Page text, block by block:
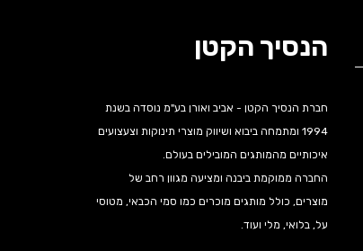
הנסיך הקטן
חברת הנסיך הקטן - אביב ואורן בע"מ נוסדה בשנת
1994 ומתמחה ביבוא ושיווק מוצרי תינוקות וצעצועים
איכותיים מהמותגים המובילים בעולם.
החברה ממוקמת ביבנה ומציעה מגוון רחב של
מוצרים, כולל מותגים מוכרים כמו סמי הכבאי, מטוסי
על, בלואי, מלי ועוד.